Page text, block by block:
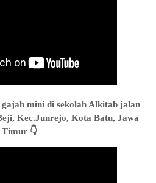
mini di sekolah Alkitab jalan
Kec.Junrejo, Kota Batu, Jawa
Timur 👇